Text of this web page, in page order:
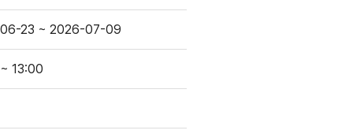
23 ~ 2026-07-09
13:00